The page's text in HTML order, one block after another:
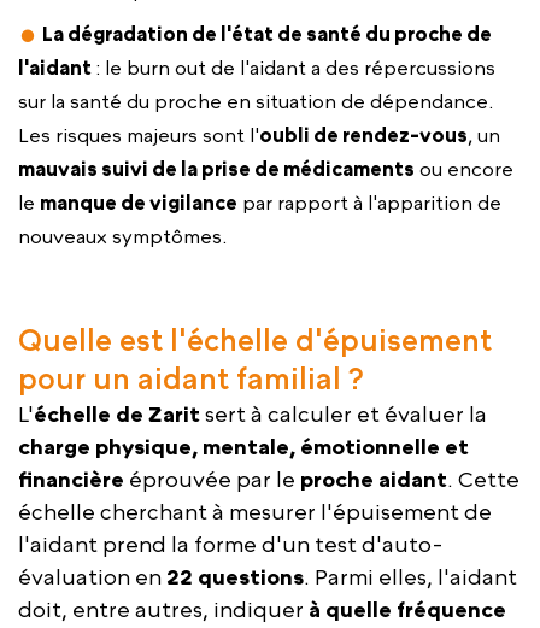
La dégradation de l'état de santé du proche de
l'aidant : le burn out de l'aidant a des répercussions
sur la santé du proche en situation de dépendance.
Les risques majeurs sont l'oubli de rendez-vous, un
mauvais suivi de la prise de médicaments ou encore
le manque de vigilance par rapport à l'apparition de
nouveaux symptômes.
Quelle est l'échelle d'épuisement
pour un aidant familial ?
L'échelle de Zaritsert à calculer et évaluer la
charge physique, mentale, émotionnelle et
financière éprouvée par le proche aidant. Cette
échelle cherchant à mesurer l'épuisement de
l'aidant prend la forme d'un test d'auto-
évaluation en 22 questions. Parmi elles, l'aidant
doit, entre autres, indiquer à quelle fréquence